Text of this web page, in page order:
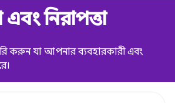
নিরাপত্তা
করুন যা আপনার ব্যবহারকারী এবং